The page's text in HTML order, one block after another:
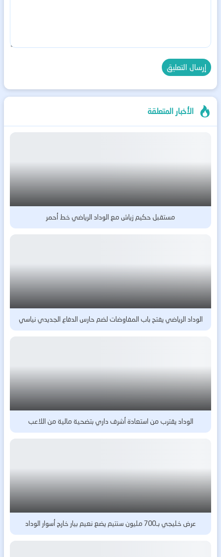
الأخبار المتعلقة
مستقبل حكيم زياش مع الوداد الرياضي خط أحمر
الوداد الرياضي يفتح باب المفاوضات لضم حارس الدفاع الجديدي نياسي
الوداد يقترب من استعادة أشرف داري بتضحية مالية من اللاعب
عرض خليجي بـ700 مليون سنتيم يضع نعيم بيار خارج أسوار الوداد